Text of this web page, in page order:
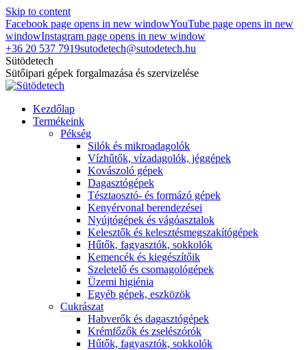
Skip to content
Facebook page opens in new windowYouTube page opens in new
windowInstagram page opens in new window
+36 20 537 7919sutodetech@sutodetech.hu
Sütödetech
Sütőipari gépek forgalmazása és szervizelése
Kezdőlap
Termékeink
Pékség
Silók és mikroadagolók
Vízhűtők, vízadagolók, jéggépek
Kovászoló gépek
Dagasztógépek
Tésztaosztó- és formázó gépek
Kenyérvonal berendezései
Nyújtógépek és vágóasztalok
Kelesztők és kelesztésmegszakítógépek
Hűtők, fagyasztók, sokkolók
Kemencék és kiegészítőik
Szeletelő és csomagológépek
Üzemi higiénia
Egyéb gépek, eszközök
Cukrászat
Habverők és dagasztógépek
Krémfőzők és zselészórók
Hűtők, fagyasztók, sokkolók